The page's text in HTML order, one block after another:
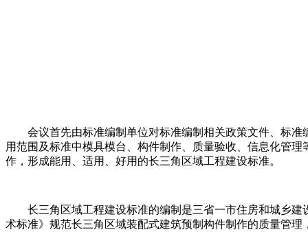
会议首先由标准编制单位对标准编制相关政策文件、标
用范围及标准中模具模台、构件制作、质量验收、信息化管
作，形成能用、适用、好用的长三角区域工程建设标准。
长三角区域工程建设标准的编制是三省一市住房和城乡
术标准》规范长三角区域装配式建筑预制构件制作的质量管